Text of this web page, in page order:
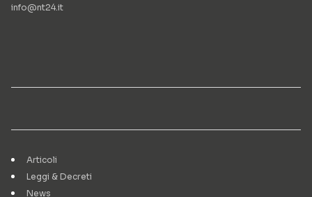
info@nt24.it
Articoli
Leggi & Decreti
News